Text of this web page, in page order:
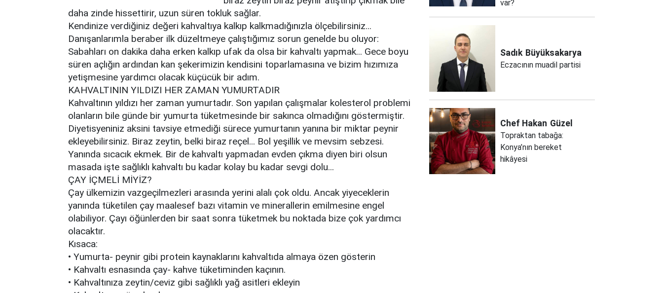
daha zinde hissettirir, uzun süren tokluk sağlar.
Kendinize verdiğiniz değeri kahvaltıya kalkıp kalkmadığınızla ölçebilirsiniz...
Danışanlarımla beraber ilk düzeltmeye çalıştığımız sorun genelde bu oluyor:
Sabahları on dakika daha erken kalkıp ufak da olsa bir kahvaltı yapmak... Gece boyu
süren açlığın ardından kan şekerimizin kendisini toparlamasına ve bizim hızımıza
yetişmesine yardımcı olacak küçücük bir adım.
KAHVALTININ YILDIZI HER ZAMAN YUMURTADIR
Kahvaltının yıldızı her zaman yumurtadır. Son yapılan çalışmalar kolesterol problemi
olanların bile günde bir yumurta tüketmesinde bir sakınca olmadığını göstermiştir.
Diyetisyeniniz aksini tavsiye etmediği sürece yumurtanın yanına bir miktar peynir
ekleyebilirsiniz. Biraz zeytin, belki biraz reçel... Bol yeşillik ve mevsim sebzesi.
Yanında sıcacık ekmek. Bir de kahvaltı yapmadan evden çıkma diyen biri olsun
masada işte sağlıklı kahvaltı bu kadar kolay bu kadar sevgi dolu...
ÇAY İÇMELİ MİYİZ?
Çay ülkemizin vazgeçilmezleri arasında yerini alalı çok oldu. Ancak yiyeceklerin
yanında tüketilen çay maalesef bazı vitamin ve minerallerin emilmesine engel
olabiliyor. Çayı öğünlerden bir saat sonra tüketmek bu noktada bize çok yardımcı
olacaktır.
Kısaca:
• Yumurta- peynir gibi protein kaynaklarını kahvaltıda almaya özen gösterin
• Kahvaltı esnasında çay- kahve tüketiminden kaçının.
• Kahvaltınıza zeytin/ceviz gibi sağlıklı yağ asitleri ekleyin
var?
Sadık Büyüksakarya
Eczacının muadil partisi
Chef Hakan Güzel
Topraktan tabağa:
Konya’nın bereket
hikâyesi